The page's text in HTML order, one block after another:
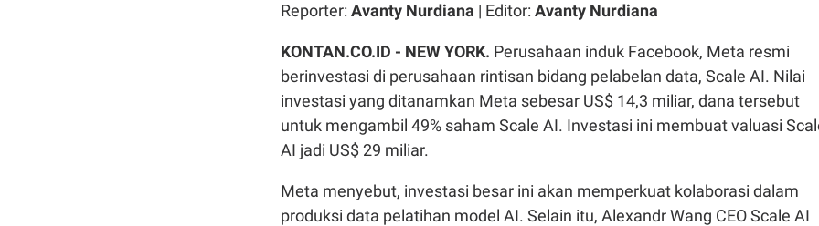
Reporter: Avanty Nurdiana | Editor: Avanty Nurdiana
KONTAN.CO.ID - NEW YORK. Perusahaan induk Facebook, Meta resmi
berinvestasi di perusahaan rintisan bidang pelabelan data, Scale AI. Nilai
investasi yang ditanamkan Meta sebesar US$ 14,3 miliar, dana tersebut
untuk mengambil 49% saham Scale AI. Investasi ini membuat valuasi
AI jadi US$ 29 miliar.
Meta menyebut, investasi besar ini akan memperkuat kolaborasi dalam
produksi data pelatihan model AI. Selain itu, Alexandr Wang CEO Scale AI